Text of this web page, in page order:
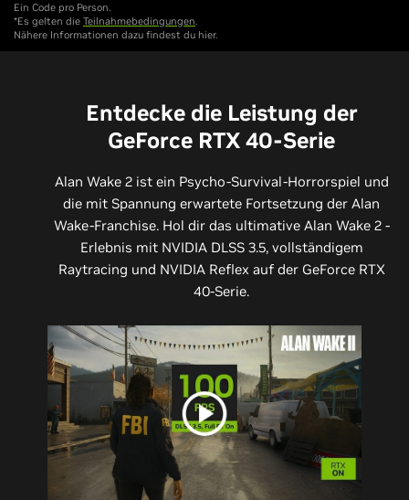
Ein Code pro Person.
*Es gelten die Teilnahmebedingungen.
Nähere Informationen dazu findest du hier.
Entdecke die Leistung der
GeForce RTX 40-Serie
Alan Wake 2 ist ein Psycho-Survival-Horrorspiel und
die mit Spannung erwartete Fortsetzung der Alan
Wake-Franchise. Hol dir das ultimative Alan Wake 2 -
Erlebnis mit NVIDIA DLSS 3.5, vollständigem
Raytracing und NVIDIA Reflex auf der GeForce RTX
40-Serie.